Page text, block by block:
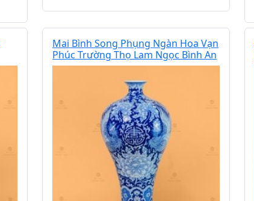
Mai Bình Song Phụng Ngàn Hoa Vạn
Phúc Trường Thọ Lam Ngọc Bình An